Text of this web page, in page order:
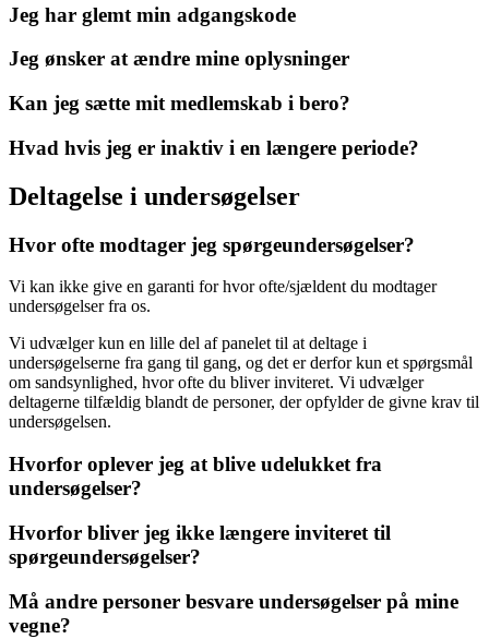
Jeg har glemt min adgangskode
Jeg ønsker at ændre mine oplysninger
Kan jeg sætte mit medlemskab i bero?
Hvad hvis jeg er inaktiv i en længere periode?
Deltagelse i undersøgelser
Hvor ofte modtager jeg spørgeundersøgelser?
Vi kan ikke give en garanti for hvor ofte/sjældent du modtager
undersøgelser fra os.
Vi udvælger kun en lille del af panelet til at deltage i
undersøgelserne fra gang til gang, og det er derfor kun et spørgsmål
om sandsynlighed, hvor ofte du bliver inviteret. Vi udvælger
deltagerne tilfældig blandt de personer, der opfylder de givne krav til
undersøgelsen.
Hvorfor oplever jeg at blive udelukket fra
undersøgelser?
Hvorfor bliver jeg ikke længere inviteret til
spørgeundersøgelser?
Må andre personer besvare undersøgelser på mine
vegne?